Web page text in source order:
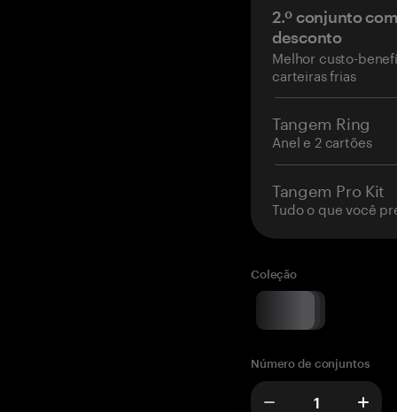
2.º conjunto
desconto
Melhor custo-
carteiras frias
Tangem Ring
Anel e 2 cartões
Tangem Pro Kit
Tudo o que você
Coleção
Número de conjuntos